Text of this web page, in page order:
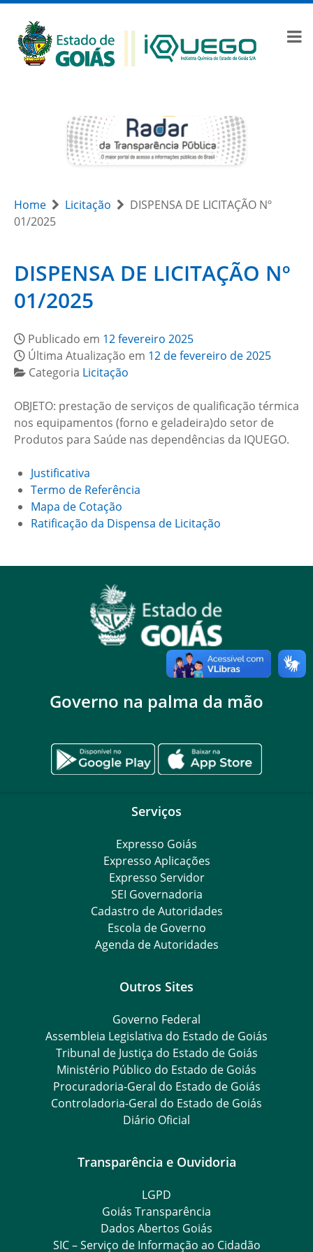
Home Licitação
DISPENSA DE LICITAÇÃO Nº
01/2025
DISPENSA DE LICITAÇÃO Nº
01/2025
Publicado em 12 fevereiro 2025
Última Atualização em 12 de fevereiro de 2025
Categoria Licitação
OBJETO: prestação de serviços de qualificação térmica
nos equipamentos (forno e geladeira)do setor de
Produtos para Saúde nas dependências da IQUEGO.
Justificativa
Termo de Referência
Mapa de Cotação
Ratificação da Dispensa de Licitação
Governo na palma da mão
Serviços
Expresso Goiás
Expresso Aplicações
Expresso Servidor
SEI Governadoria
Cadastro de Autoridades
Escola de Governo
Agenda de Autoridades
Outros Sites
Governo Federal
Assembleia Legislativa do Estado de Goiás
Tribunal de Justiça do Estado de Goiás
Ministério Público do Estado de Goiás
Procuradoria-Geral do Estado de Goiás
Controladoria-Geral do Estado de Goiás
Diário Oficial
Transparência e Ouvidoria
LGPD
Goiás Transparência
Dados Abertos Goiás
SIC – Serviço de Informação ao Cidadão